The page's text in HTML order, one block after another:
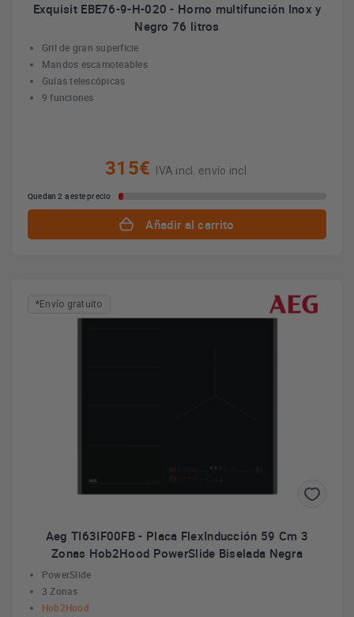
Exquisit EBE76-9-H-020 - Horno multifunción Inox y
Negro 76 litros
Gril de gran superficie
Mandos escamoteables
Guías telescópicas
9 funciones
315€ IVA incl. envío incl.
Quedan 2 a este precio
Añadir al carrito
*Envío gratuito
Aeg TI63IF00FB - Placa FlexInducción 59 Cm 3
Zonas Hob2Hood PowerSlide Biselada Negra
PowerSlide
3 Zonas
Hob2Hood